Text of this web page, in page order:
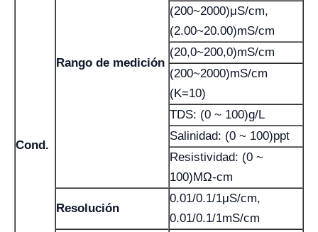
Cond.
Rango de medición
(200~2000)μS/cm,
(2.00~20.00)mS/cm
(20,0~200,0)mS/cm
(200~2000)mS/cm
(K=10)
TDS: (0 ~ 100)g/L
Salinidad: (0 ~ 100)ppt
Resistividad: (0 ~
100)MΩ-cm
Resolución
0.01/0.1/1μS/cm,
0.01/0.1/1mS/cm